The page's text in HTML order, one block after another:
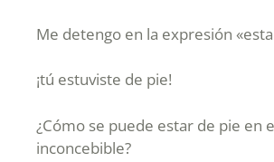
Me detengo en la expresión
¡tú estuviste de pie!
¿Cómo se puede estar de pie en
inconcebible?